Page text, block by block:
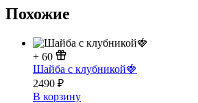
Похожие
+ 60
Шайба с клубникой🍓
2490 ₽
В корзину